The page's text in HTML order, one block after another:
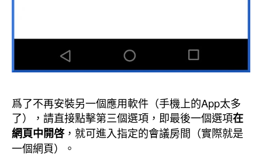
爲了不再安裝另一個應用軟件（手機上的App太多
了），請直接點擊第三個選項，即最後一個選項在
網頁中開啓，就可進入指定的會議房間（實際就是
一個網頁）。